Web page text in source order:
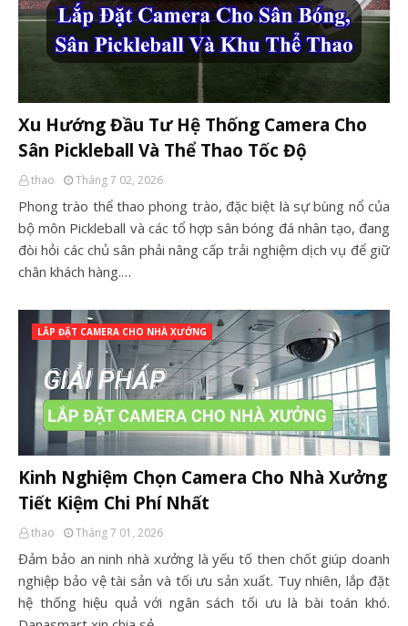
Xu Hướng Đầu Tư Hệ Thống Camera Cho
Sân Pickleball Và Thể Thao Tốc Độ
thao Tháng 7 02, 2026
Phong trào thể thao phong trào, đặc biệt là sự bùng nổ của
bộ môn Pickleball và các tổ hợp sân bóng đá nhân tạo, đang
đòi hỏi các chủ sân phải nâng cấp trải nghiệm dịch vụ để giữ
chân khách hàng.…
LẮP ĐẶT CAMERA CHO NHÀ XƯỞNG
Kinh Nghiệm Chọn Camera Cho Nhà Xưởng
Tiết Kiệm Chi Phí Nhất
thao Tháng 7 01, 2026
Đảm bảo an ninh nhà xưởng là yếu tố then chốt giúp doanh
nghiệp bảo vệ tài sản và tối ưu sản xuất. Tuy nhiên, lắp đặt
hệ thống hiệu quả với ngân sách tối ưu là bài toán khó.